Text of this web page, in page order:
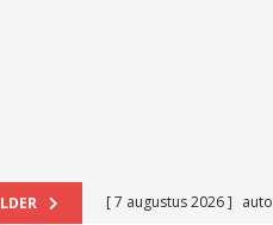
[ 7 augustus 2026 ]